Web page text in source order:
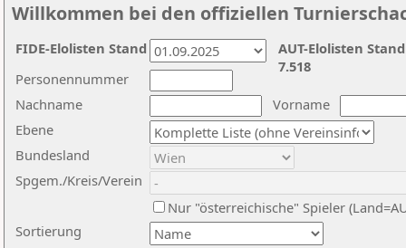
Willkommen bei den offiziellen
Nachname
Vorname
Ebene
Sortierung
Personennummer
Bundesland
Spgem./Kreis/Verein
Nur "österreichische" Spieler
AUT-Elolisten
7.518
FIDE-Elolisten Stand